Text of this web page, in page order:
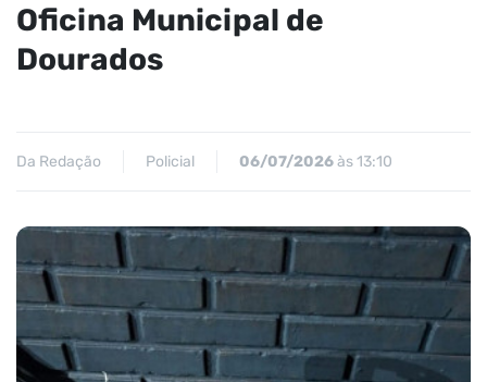
Oficina Municipal de
Dourados
Da Redação Policial 06/07/2026às 13:10